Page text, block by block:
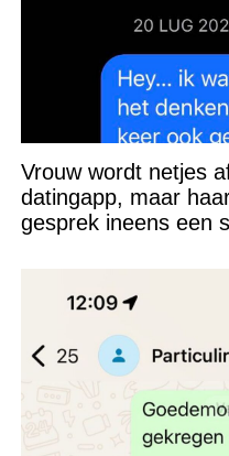
Vrouw wordt netjes
datingapp, maar
gesprek ineens een